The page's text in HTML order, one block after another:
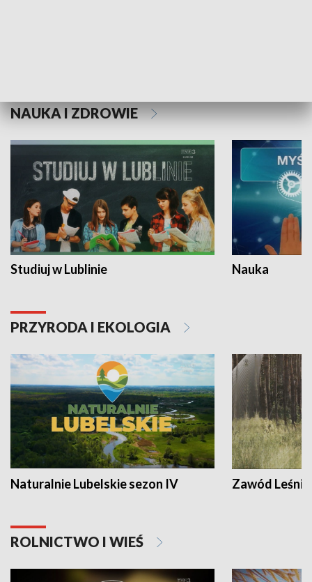
NAUKA I ZDROWIE
Studiuj w Lublinie Nauka
PRZYRODA I EKOLOGIA
Naturalnie Lubelskie sezon IV Zawód Leśnik
ROLNICTWO I WIEŚ